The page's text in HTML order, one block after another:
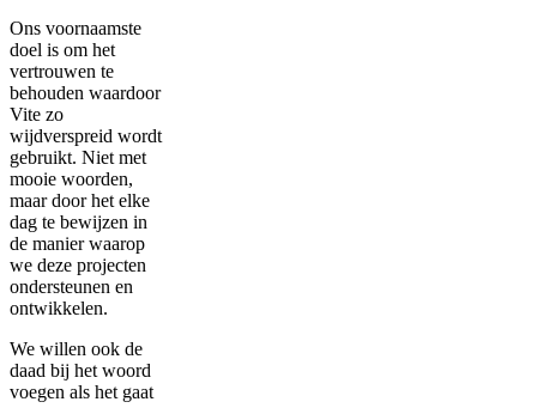
Ons voornaamste
doel is om het
vertrouwen te
behouden waardoor
Vite zo
wijdverspreid wordt
gebruikt. Niet met
mooie woorden,
maar door het elke
dag te bewijzen in
de manier waarop
we deze projecten
ondersteunen en
ontwikkelen.
We willen ook de
daad bij het woord
voegen als het gaat